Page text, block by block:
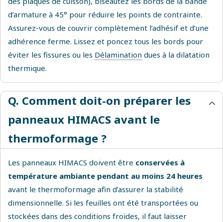
d’armature à 45° pour réduire les points de contrainte.
Assurez-vous de couvrir complètement l’adhésif et d’une
adhérence ferme. Lissez et poncez tous les bords pour
éviter les fissures ou les Délamination dues à la dilatation
thermique.
Q. Comment doit-on préparer les
panneaux HIMACS avant le
thermoformage ?
Les panneaux HIMACS doivent être conservées à
température ambiante pendant au moins 24 heures
avant le thermoformage afin d’assurer la stabilité
dimensionnelle. Si les feuilles ont été transportées ou
stockées dans des conditions froides, il faut laisser